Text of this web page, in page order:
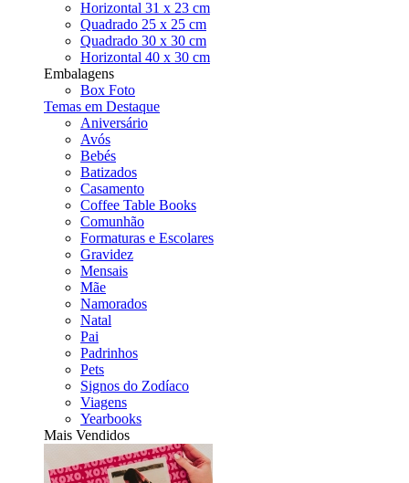
Horizontal 31 x 23 cm
Quadrado 25 x 25 cm
Quadrado 30 x 30 cm
Horizontal 40 x 30 cm
Embalagens
Box Foto
Temas em Destaque
Aniversário
Avós
Bebés
Batizados
Casamento
Coffee Table Books
Comunhão
Formaturas e Escolares
Gravidez
Mensais
Mãe
Namorados
Natal
Pai
Padrinhos
Pets
Signos do Zodíaco
Viagens
Yearbooks
Mais Vendidos